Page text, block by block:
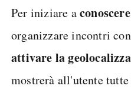
Per iniziare a
organizzare incontri
attivare la
mostrerà all'utente